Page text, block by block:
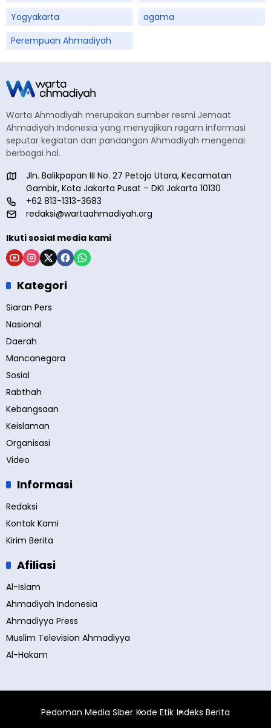
Yogyakarta
agama
Perempuan Ahmadiyah
Warta Ahmadiyah merupakan sumber resmi Jemaat
Ahmadiyah Indonesia yang menyajikan ragam informasi
seputar kegiatan dan pandangan Ahmadiyah mengenai
berbagai hal.
Jln. Balikpapan III No. 27 Petojo Utara, Kecamatan
Gambir, Kota Jakarta Pusat – DKI Jakarta 10130
+62 813-1313-3683
redaksi@wartaahmadiyah.org
Ikuti sosial media kami
Kategori
Siaran Pers
Nasional
Daerah
Mancanegara
Sosial
Rabthah
Kebangsaan
Keislaman
Organisasi
Video
Informasi
Redaksi
Kontak Kami
Kirim Berita
Afiliasi
Al-Islam
Ahmadiyah Indonesia
Ahmadiyya Press
Muslim Television Ahmadiyya
Al-Hakam
Pedoman Media Siber Kode Etik Indeks Berita